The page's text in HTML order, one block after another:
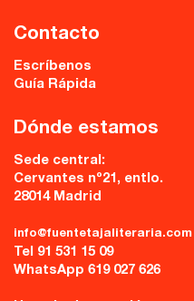
Contacto
Escríbenos
Guía Rápida
Dónde estamos
Sede central:
Cervantes nº21, entlo.
28014 Madrid
info@fuentetajaliteraria.com
Tel 91 531 15 09
WhatsApp 619 027 626